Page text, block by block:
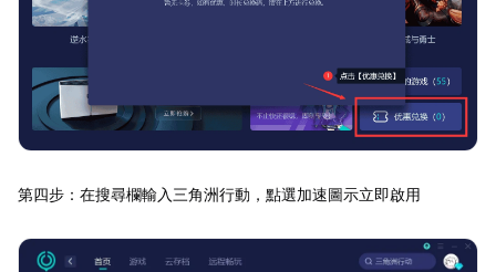
第四步：在搜尋欄輸入三角洲行動，點選加速圖示立即啟用